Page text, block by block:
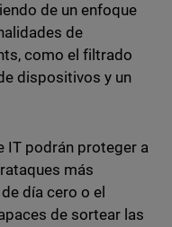
de un enfoque
de
como el filtrado
dispositivos y un
IT podrán proteger a
más
día cero o el
de sortear las